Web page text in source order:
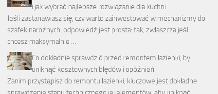
i jak wybrać najlepsze rozwiązanie dla kuchni
Jeśli zastanawiasz się, czy warto zainwestować w mechanizmy do
szafek narożnych, odpowiedź jest prosta: tak, zwłaszcza jeśli
chcesz maksymalnie …
Co dokładnie sprawdzić przed remontem łazienki, by
uniknąć kosztownych błędów i opóźnień
Zanim przystąpisz do remontu łazienki, kluczowe jest dokładne